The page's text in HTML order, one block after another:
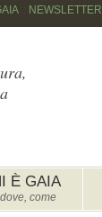
:: NEWSLETTER
È GAIA
come